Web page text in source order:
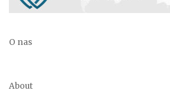
O nas
About